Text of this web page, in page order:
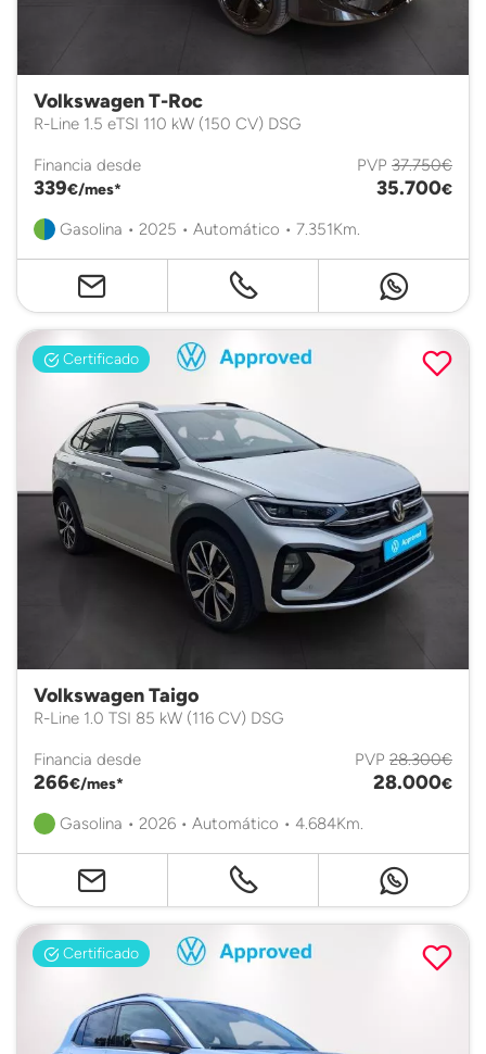
Volkswagen T-Roc
R-Line 1.5 eTSI 110 kW (150 CV) DSG
Financia desde
339€/mes*
PVP 37.750€
35.700€
Gasolina • 2025 • Automático • 7.351Km.
Certificado
Volkswagen Taigo
R-Line 1.0 TSI 85 kW (116 CV) DSG
Financia desde
266€/mes*
PVP 28.300€
28.000€
Gasolina • 2026 • Automático • 4.684Km.
Certificado